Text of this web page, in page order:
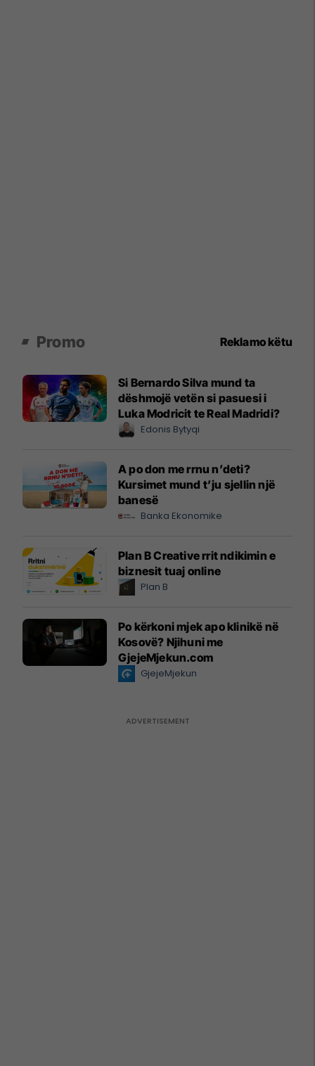
Promo Reklamo këtu
Si Bernardo Silva mund ta
dëshmojë vetën si pasuesi i
Luka Modricit te Real Madridi?
Edonis Bytyqi
A po don me rrnu n’deti?
Kursimet mund t’ju sjellin një
banesë
Banka Ekonomike
Plan B Creative rrit ndikimin e
biznesit tuaj online
Plan B
Po kërkoni mjek apo klinikë në
Kosovë? Njihuni me
GjejeMjekun.com
GjejeMjekun